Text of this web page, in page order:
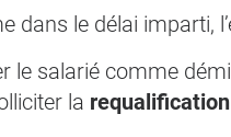
dans le délai imparti,
le salarié comme
la